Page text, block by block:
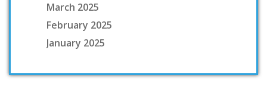
March 2025
February 2025
January 2025